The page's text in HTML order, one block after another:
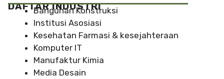
DAFTAR INDUSTRI
Bangunan Konstruksi
Institusi Asosiasi
Kesehatan Farmasi & kesejahteraan
Komputer IT
Manufaktur Kimia
Media Desain